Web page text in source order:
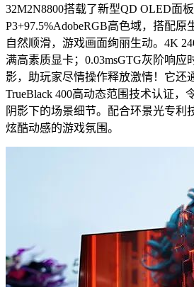
32M2N8800搭载了新型QD OLED面
P3+97.5%AdobeRGB高色域，搭配原
自然顺滑，游戏画面绚丽生动。4K
满高素质显卡；0.03msGTG灰阶响应
影，助玩家尽情操作释放激情！它还
TrueBlack 400高动态范围技术认证，
阴影下的场景细节。配合环景光专利
炫酷动感的游戏氛围。